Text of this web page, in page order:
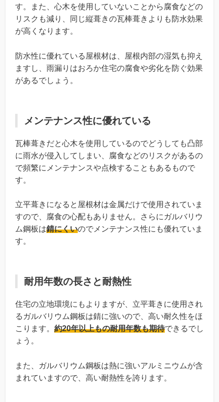
す。また、心木を使用していないことから腐食などの
リスクも減り、同じ縦葺きの瓦棒葺きよりも防水効果
が高くなります。
防水性に優れている屋根材は、屋根内部の湿気も抑え
ますし、雨漏りはおろか住宅の腐食や劣化を防ぐ効果
があるでしょう。
メンテナンス性に優れている
瓦棒葺きだと心木を使用しているのでどうしても凸部
に雨水が侵入してしまい、腐食などのリスクがあるの
で頻繁にメンテナンスや点検することもあるもので
す。
立平葺きになると屋根材は金属だけで使用されていま
すので、腐食の心配もありません。さらにガルバリウ
ム鋼板は錆にくいのでメンテナンス性にも優れていま
す。
耐用年数の長さと耐熱性
住宅の立地環境にもよりますが、立平葺きに使用され
るガルバリウム鋼板は錆に強いので、高い耐久性をほ
こります。 約20年以上もの耐用年数も期待できるでし
ょう。
また、ガルバリウム鋼板は熱に強いアルミニウムが含
まれていますので、高い耐熱性を誇ります。